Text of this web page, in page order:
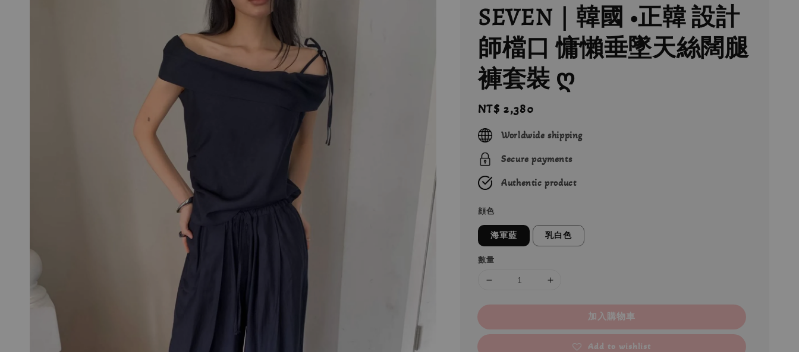
SEVEN｜韓國 •正韓 設計
師檔口 慵懶垂墜天絲闊腿
褲套裝 ღ
Regular
price
NT$ 2,380
Worldwide shipping
Secure payments
Authentic product
顔色
海軍藍 乳白色
數量
加入購物車
Add to wishlist